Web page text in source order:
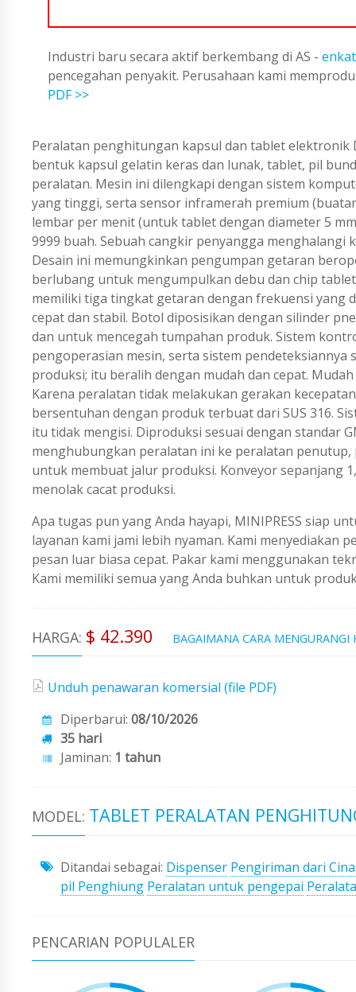
Industri baru secara aktif berkembang di AS -
pencegahan penyakit. Perusahaan kami
PDF >>
Peralatan penghitungan kapsul dan tablet
bentuk kapsul gelatin keras dan lunak, tablet, pil
peralatan. Mesin ini dilengkapi dengan sistem
yang tinggi, serta sensor inframerah premium
lembar per menit (untuk tablet dengan diameter 5
9999 buah. Sebuah cangkir penyangga
Desain ini memungkinkan pengumpan getaran
berlubang untuk mengumpulkan debu dan chip
memiliki tiga tingkat getaran dengan frekuensi yang
cepat dan stabil. Botol diposisikan dengan silinder
dan untuk mencegah tumpahan produk. Sistem
pengoperasian mesin, serta sistem
produksi; itu beralih dengan mudah dan cepat.
Karena peralatan tidak melakukan gerakan
bersentuhan dengan produk terbuat dari SUS 316.
itu tidak mengisi. Diproduksi sesuai dengan standar
menghubungkan peralatan ini ke peralatan
untuk membuat jalur produksi. Konveyor sepanjang
menolak cacat produksi.
Apa tugas pun yang Anda hayapi, MINIPRESS siap
layanan kami jami lebih nyaman. Kami menyediakan
pesan luar biasa cepat. Pakar kami menggunakan
Kami memiliki semua yang Anda buhkan untuk
HARGA: $ 42.390 BAGAIMANA CARA MENGURANGI
Unduh penawaran komersial (file PDF)
Diperbarui: 08/10/2026
35 hari
Jaminan: 1 tahun
MODEL: TABLET PERALATAN
Ditandai sebagai: Dispenser Pengiriman dari Cina
pil Penghiung Peralatan untuk pengepai
PENCARIAN POPULALER